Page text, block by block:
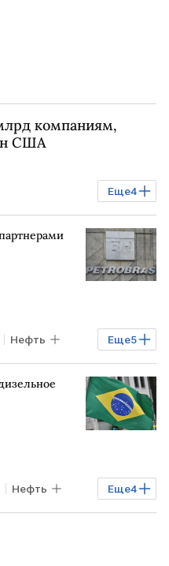
компаниям,
США
Еще4
Еще5
Нефть
Еще4
Нефть